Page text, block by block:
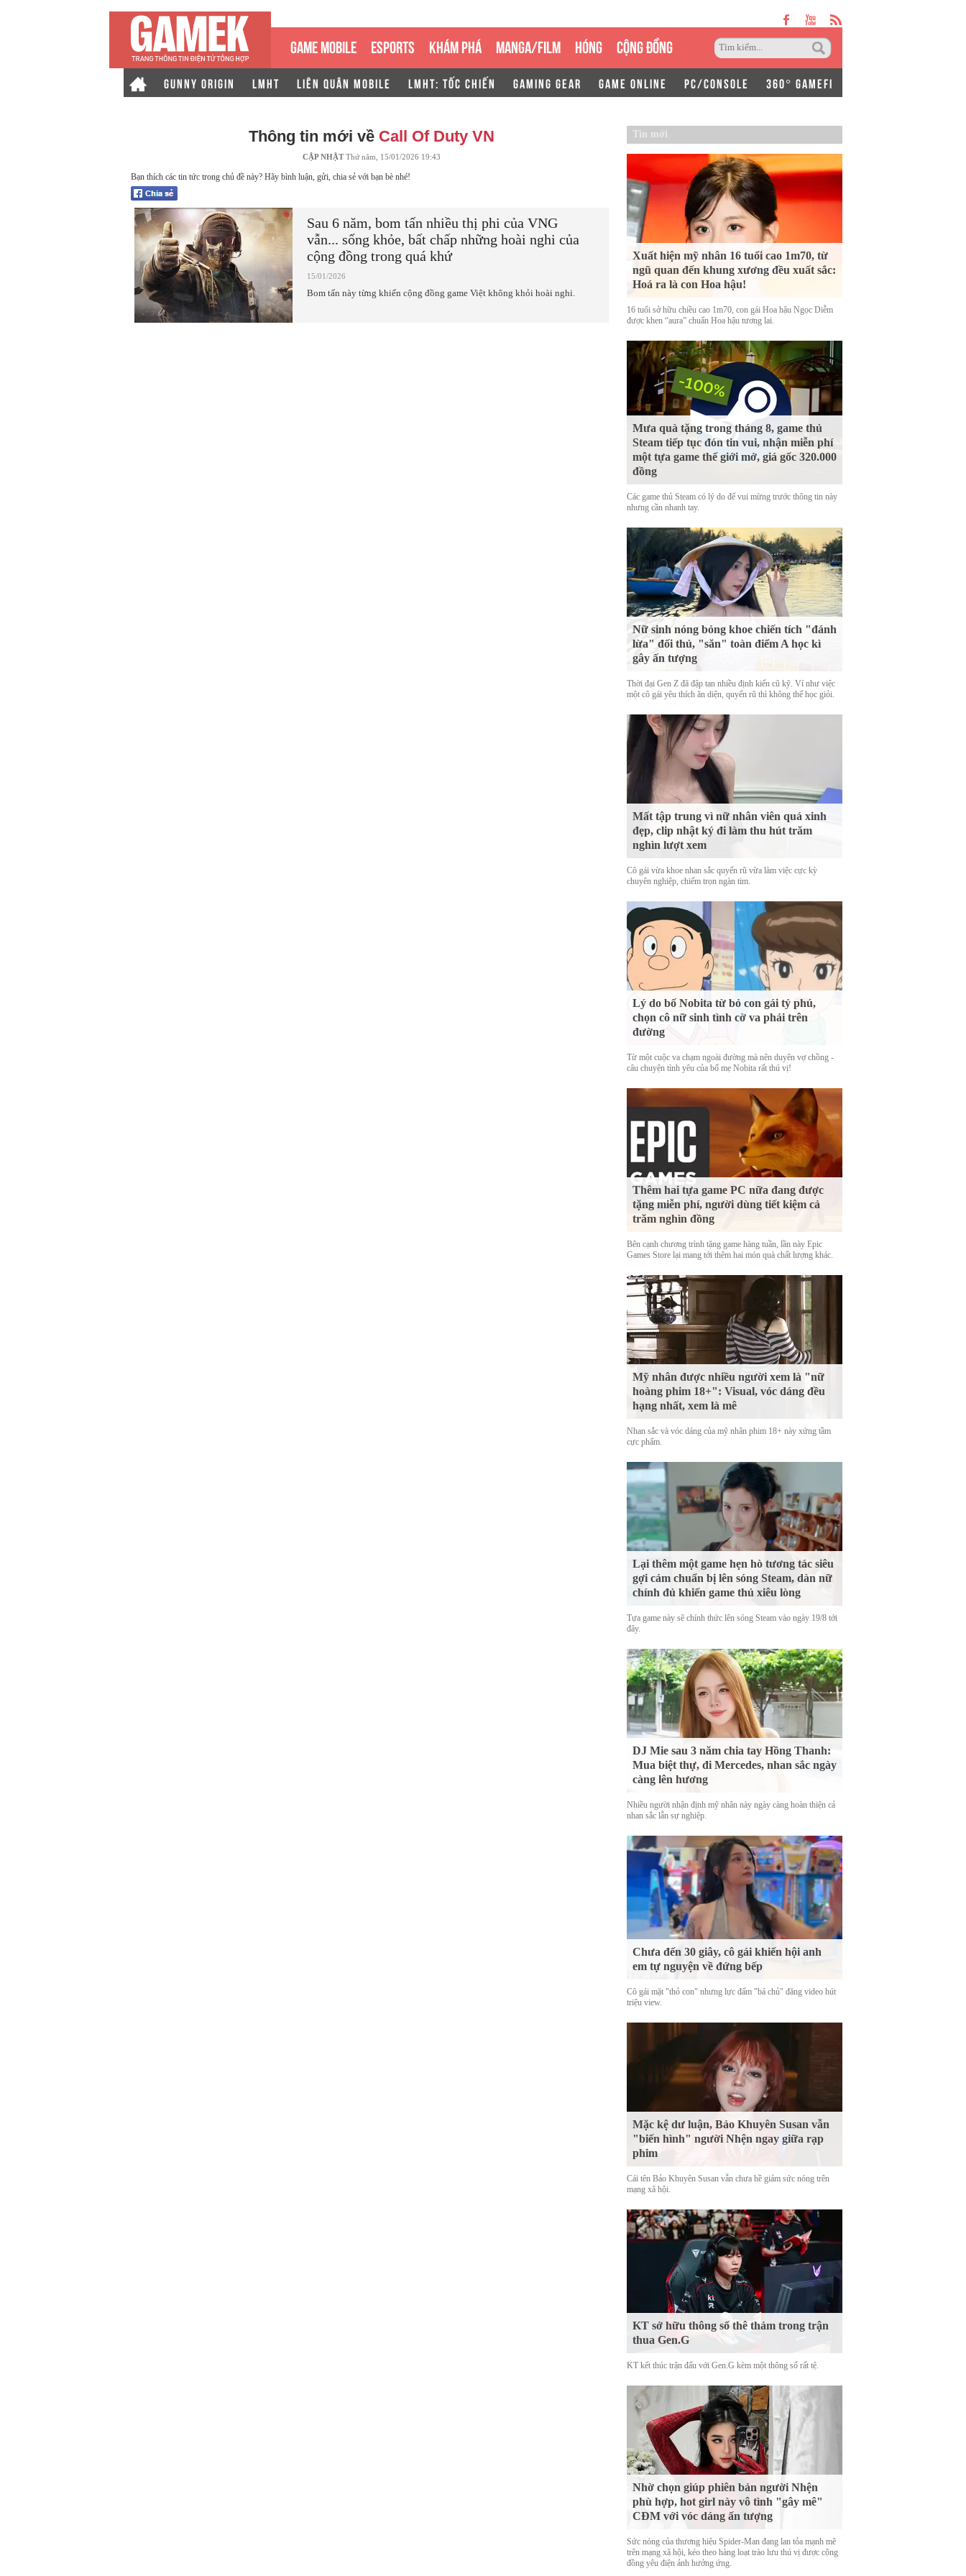
GAME MOBILE ESPORTS KHÁM PHÁ MANGA/FILM HÓNG CỘNG ĐỒNG
GUNNY ORIGIN LMHT LIÊN QUÂN MOBILE LMHT: TỐC CHIẾN GAMING GEAR GAME ONLINE PC/CONSOLE 360° GAMEFI
Thông tin mới về Call Of Duty VN
CẬP NHẬTThứ năm, 15/01/2026 19:43
Bạn thích các tin tức trong chủ đề này? Hãy bình luận, gửi, chia sẻ với bạn bè nhé!
Sau 6 năm, bom tấn nhiều thị phi của VNG
vẫn... sống khỏe, bất chấp những hoài nghi của
cộng đồng trong quá khứ
15/01/2026
Bom tấn này từng khiến cộng đồng game Việt không khỏi hoài nghi.
Tin mới
Xuất hiện mỹ nhân 16 tuổi cao 1m70, từ
ngũ quan đến khung xương đều xuất sắc:
Hoá ra là con Hoa hậu!
16 tuổi sở hữu chiều cao 1m70, con gái Hoa hậu Ngọc Diễm
được khen “aura” chuẩn Hoa hậu tương lai.
Mưa quà tặng trong tháng 8, game thủ
Steam tiếp tục đón tin vui, nhận miễn phí
một tựa game thế giới mở, giá gốc 320.000
đồng
Các game thủ Steam có lý do để vui mừng trước thông tin này
nhưng cần nhanh tay.
Nữ sinh nóng bỏng khoe chiến tích "đánh
lừa" đối thủ, "săn" toàn điểm A học kì
gây ấn tượng
Thời đại Gen Z đã đập tan nhiều định kiến cũ kỹ. Ví như việc
một cô gái yêu thích ăn diện, quyến rũ thì không thể học giỏi.
Mất tập trung vì nữ nhân viên quá xinh
đẹp, clip nhật ký đi làm thu hút trăm
nghìn lượt xem
Cô gái vừa khoe nhan sắc quyến rũ vừa làm việc cực kỳ
chuyên nghiệp, chiếm trọn ngàn tim.
Lý do bố Nobita từ bỏ con gái tỷ phú,
chọn cô nữ sinh tình cờ va phải trên
đường
Từ một cuộc va chạm ngoài đường mà nên duyên vợ chồng -
câu chuyện tình yêu của bố mẹ Nobita rất thú vị!
Thêm hai tựa game PC nữa đang được
tặng miễn phí, người dùng tiết kiệm cả
trăm nghìn đồng
Bên cạnh chương trình tặng game hàng tuần, lần này Epic
Games Store lại mang tới thêm hai món quà chất lượng khác.
Mỹ nhân được nhiều người xem là "nữ
hoàng phim 18+": Visual, vóc dáng đều
hạng nhất, xem là mê
Nhan sắc và vóc dáng của mỹ nhân phim 18+ này xứng tầm
cực phẩm.
Lại thêm một game hẹn hò tương tác siêu
gợi cảm chuẩn bị lên sóng Steam, dàn nữ
chính đủ khiến game thủ xiêu lòng
Tựa game này sẽ chính thức lên sóng Steam vào ngày 19/8 tới
đây.
DJ Mie sau 3 năm chia tay Hồng Thanh:
Mua biệt thự, đi Mercedes, nhan sắc ngày
càng lên hương
Nhiều người nhận định mỹ nhân này ngày càng hoàn thiện cả
nhan sắc lẫn sự nghiệp.
Chưa đến 30 giây, cô gái khiến hội anh
em tự nguyện về đứng bếp
Cô gái mặt "thỏ con" nhưng lực đấm "bá chủ" đăng video hút
triệu view.
Mặc kệ dư luận, Bảo Khuyên Susan vẫn
"biến hình" người Nhện ngay giữa rạp
phim
Cái tên Bảo Khuyên Susan vẫn chưa hề giảm sức nóng trên
mạng xã hội.
KT sở hữu thông số thê thảm trong trận
thua Gen.G
KT kết thúc trận đấu với Gen.G kèm một thông số rất tệ.
Nhờ chọn giúp phiên bản người Nhện
phù hợp, hot girl này vô tình "gây mê"
CĐM với vóc dáng ấn tượng
Sức nóng của thương hiệu Spider-Man đang lan tỏa mạnh mẽ
trên mạng xã hội, kéo theo hàng loạt trào lưu thú vị được cộng
đồng yêu điện ảnh hưởng ứng.